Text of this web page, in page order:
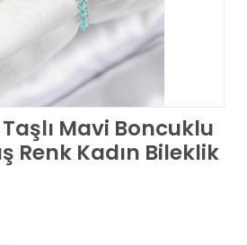
Mavi Boncuklu
Renk Kadın Bileklik